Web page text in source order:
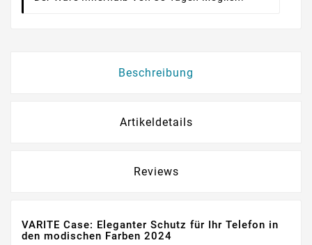
Beschreibung
Artikeldetails
Reviews
VARITE Case: Eleganter Schutz für Ihr Telefon in
den modischen Farben 2024